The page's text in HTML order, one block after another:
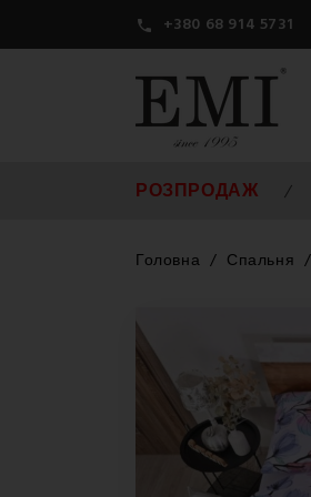
 +380 68 914 5731
РОЗПРОДАЖ
Головна Спальня